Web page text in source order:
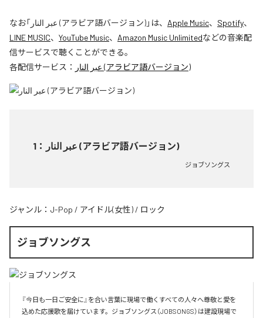
なお「 عبر النار (アラビア語バージョン)」は、 Apple Music、 Spotify、
LINE MUSIC、 YouTube Music、 Amazon Music Unlimitedなどの音楽配
信サービスで聴くことができる。
各配信サービス：
عبر النار (アラビア語バージョン)
1 ： عبر النار (アラビア語バージョン)
ジョブソングス
ジャンル： J-Pop / アイドル(女性) / ロック
ジョブソングス
『今日も一日ご安全に』を合い言葉に現場で働くすべての人々へ尊敬と愛を
込めた応援歌を届けています。ジョブソングス（JOBSONGS）は建設現場で